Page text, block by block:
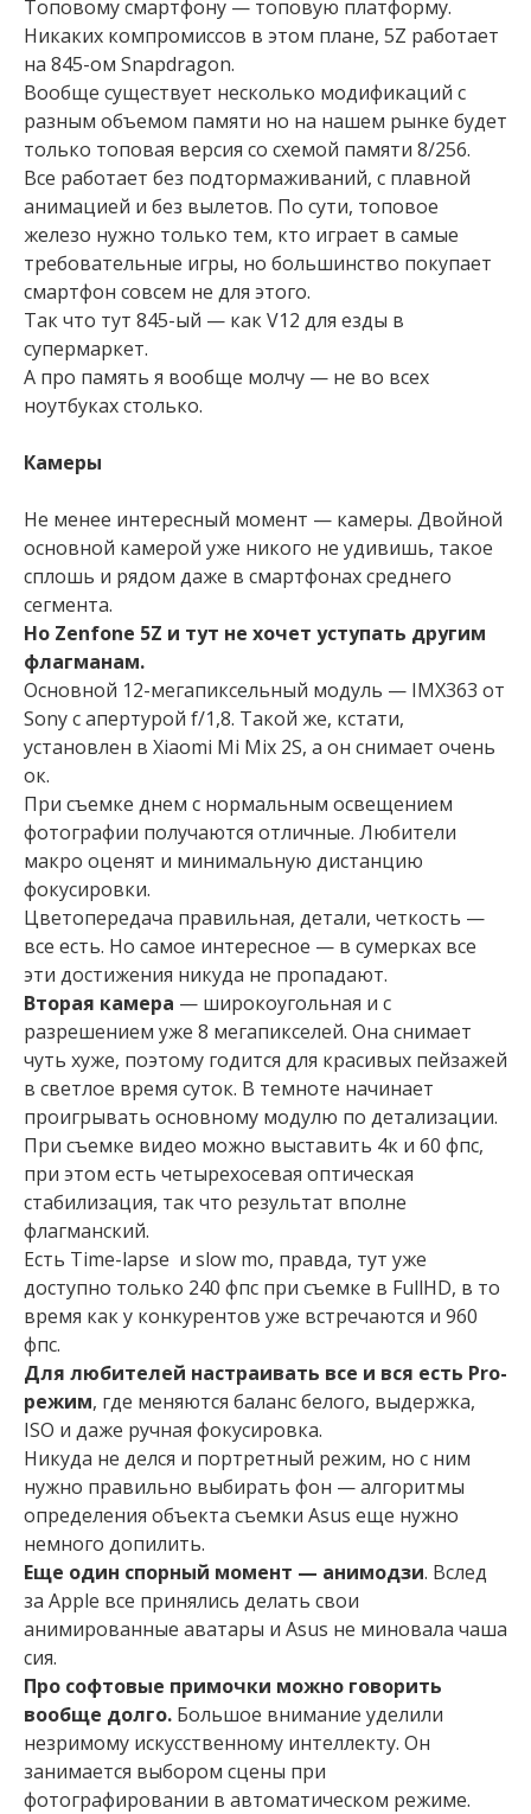
Топовому смартфону — топовую платформу.
Никаких компромиссов в этом плане, 5Z работает
на 845-ом Snapdragon.
Вообще существует несколько модификаций с
разным объемом памяти но на нашем рынке будет
только топовая версия со схемой памяти 8/256.
Все работает без подтормаживаний, с плавной
анимацией и без вылетов. По сути, топовое
железо нужно только тем, кто играет в самые
требовательные игры, но большинство покупает
смартфон совсем не для этого.
Так что тут 845-ый — как V12 для езды в
супермаркет.
А про память я вообще молчу — не во всех
ноутбуках столько.
Камеры
Не менее интересный момент — камеры. Двойной
основной камерой уже никого не удивишь, такое
сплошь и рядом даже в смартфонах среднего
сегмента.
Но Zenfone 5Z и тут не хочет уступать другим
флагманам.
Основной 12-мегапиксельный модуль — IMX363 от
Sony с апертурой f/1,8. Такой же, кстати,
установлен в Xiaomi Mi Mix 2S, а он снимает очень
ок.
При съемке днем с нормальным освещением
фотографии получаются отличные. Любители
макро оценят и минимальную дистанцию
фокусировки.
Цветопередача правильная, детали, четкость —
все есть. Но самое интересное — в сумерках все
эти достижения никуда не пропадают.
Вторая камера — широкоугольная и с
разрешением уже 8 мегапикселей. Она снимает
чуть хуже, поэтому годится для красивых пейзажей
в светлое время суток. В темноте начинает
проигрывать основному модулю по детализации.
При съемке видео можно выставить 4к и 60 фпс,
при этом есть четырехосевая оптическая
стабилизация, так что результат вполне
флагманский.
Есть Time-lapse и slow mo, правда, тут уже
доступно только 240 фпс при съемке в FullHD, в то
время как у конкурентов уже встречаются и 960
фпс.
Для любителей настраивать все и вся есть Pro-
режим, где меняются баланс белого, выдержка,
ISO и даже ручная фокусировка.
Никуда не делся и портретный режим, но с ним
нужно правильно выбирать фон — алгоритмы
определения объекта съемки Asus еще нужно
немного допилить.
Еще один спорный момент — анимодзи. Вслед
за Apple все принялись делать свои
анимированные аватары и Asus не миновала чаша
сия.
Про софтовые примочки можно говорить
вообще долго. Большое внимание уделили
незримому искусственному интеллекту. Он
занимается выбором сцены при
фотографировании в автоматическом режиме.